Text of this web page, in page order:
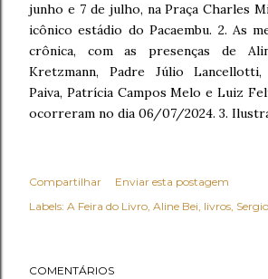
junho e 7 de julho, na Praça Charles
icônico estádio do Pacaembu. 2. As
crônica, com as presenças de
Kretzmann, Padre Júlio Lancellotti,
Paiva, Patrícia Campos Melo e Luiz
ocorreram no dia 06/07/2024. 3.
Compartilhar
Enviar esta postagem
Labels: A Feira do Livro Aline Bei livros
COMENTÁRIOS